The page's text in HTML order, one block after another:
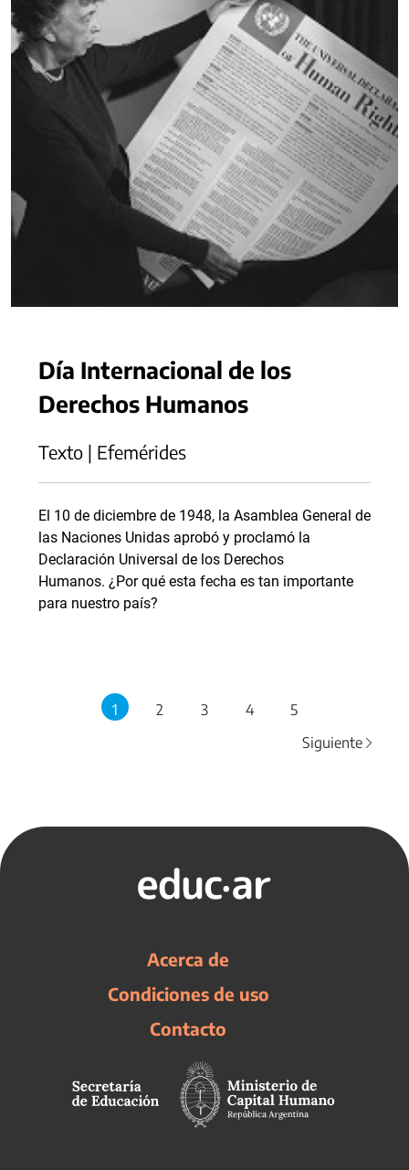
Día Internacional de los
Derechos Humanos
Texto | Efemérides
El 10 de diciembre de 1948, la Asamblea General de
las Naciones Unidas aprobó y proclamó la
Declaración Universal de los Derechos
Humanos. ¿Por qué esta fecha es tan importante
para nuestro país?
1 2 3 4
5
Siguiente
Acerca de
Condiciones de uso
Contacto